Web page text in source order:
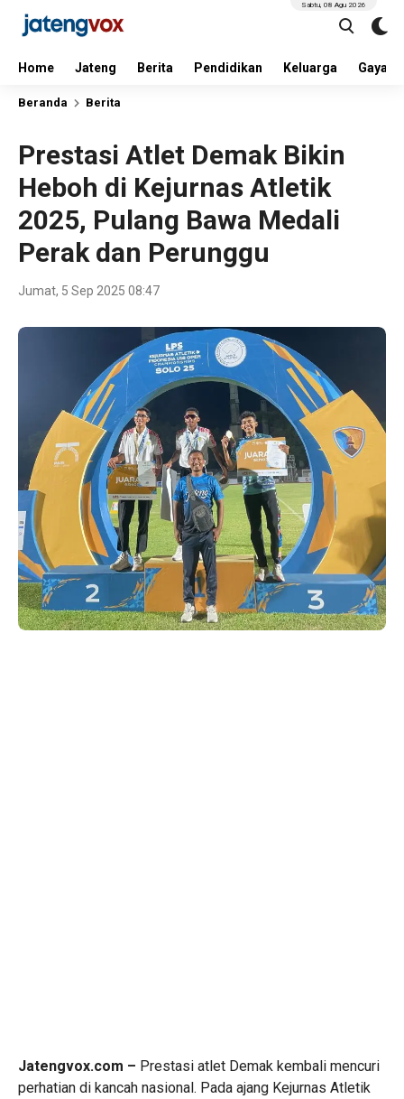
Home Jateng Berita Pendidikan Keluarga Gaya
Sabtu, 08 Agu 2026
Beranda Berita
Prestasi Atlet Demak Bikin
Heboh di Kejurnas Atletik
2025, Pulang Bawa Medali
Perak dan Perunggu
Jumat, 5 Sep 2025 08:47
Jatengvox.com – Prestasi atlet Demak kembali mencuri
perhatian di kancah nasional. Pada ajang Kejurnas Atletik